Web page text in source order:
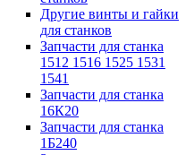
Другие винты и гайки
для станков
Запчасти для станка
1512 1516 1525 1531
1541
Запчасти для станка
16К20
Запчасти для станка
1Б240